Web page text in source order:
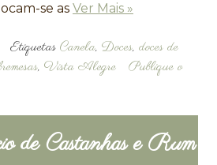
se as Ver Mais »
Etiquetas Canela, Doces, doces de
, Vista Alegre
Publique o
de Castanhas e Rum